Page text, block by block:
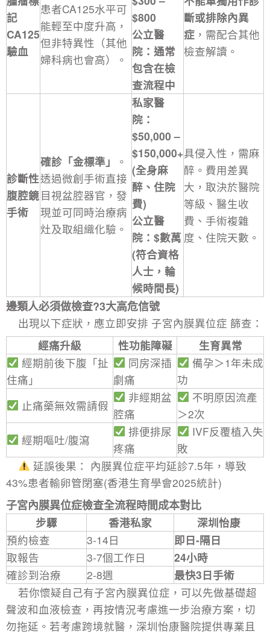
記
CA125
驗血
患者CA125水平可
能輕至中度升高，
但非特異性（其他
婦科病也會高）。
$800
公立醫
院：通常
包含在檢
查流程中
斷或排除內異
症 ，需配合其他
檢查解讀。
診斷性
腹腔鏡
手術
確診「金標準」
。
透過微創手術直接
目視盆腔器官，發
現並可同時治療病
灶及取組織化驗。
私家醫
院：
$50,000 –
$150,000+
(全身麻
醉、住院
費)
公立醫
院：$數萬
(符合資格
人士，輪
候時間長)
具侵入性，需麻
醉。費用差異
大，取決於醫院
等級、醫生收
費、手術複雜
度、住院天數。
邊類人必須做檢查?3大高危信號
出現以下症狀，應立即安排 ​ 子宮內膜異位症 篩查：
經痛升級
性功能障礙
生育異常
經期前後下腹「扯
住痛」
同房深插
劇痛
備孕＞1年未成
功
止痛藥無效需請假
非經期盆
腔痛
不明原因流產
＞2次
經期嘔吐/腹瀉
排便排尿
疼痛
IVF反覆植入失
敗
​延誤後果：​ 內膜異位症平均延診7.5年，導致 ​
43%患者輸卵管閉塞​(香港生育學會2025統計)
子宮內膜異位症檢查全流程時間成本對比
步驟 香港私家
深圳怡康
預約檢查
3-14日
即日-隔日
取報告
3-7個工作日
24小時
確診到治療
2-8週
最快3日手術
若你懷疑自己有子宮內膜異位症，可以先做基礎超
聲波和血液檢查，再按情況考慮進一步治療方案，切
勿拖延。若考慮跨境就醫，深圳怡康醫院提供專業且